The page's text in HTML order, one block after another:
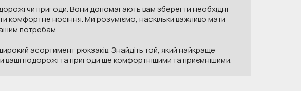
чи пригоди. Вони допомагають вам зберегти необхідні
комфортне носіння. Ми розуміємо, наскільки важливо мати
потребам.
асортимент рюкзаків. Знайдіть той, який найкраще
подорожі та пригоди ще комфортнішими та приємнішими.